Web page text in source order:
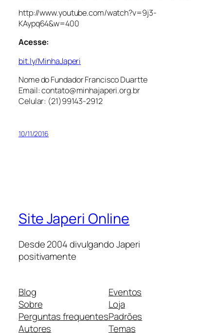
http://www.youtube.com/watch?v=9j3-
KAypq64&w=400
Acesse:
bit.ly/MinhaJaperi
Nome do Fundador Francisco Duartte
Email: contato@minhajaperi.org.br
Celular: (21)99143-2912
10/11/2016
Site Japeri Online
Desde 2004 divulgando Japeri
positivamente
Blog
Sobre
Perguntas frequentes
Autores
Eventos
Loja
Padrões
Temas